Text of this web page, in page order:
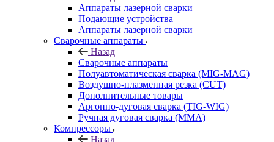
Аппараты лазерной сварки
Подающие устройства
Аппараты лазерной сварки
Сварочные аппараты
Назад
Сварочные аппараты
Полуавтоматическая сварка (MIG-MAG)
Воздушно-плазменная резка (CUT)
Дополнительные товары
Аргонно-дуговая сварка (TIG-WIG)
Ручная дуговая сварка (MMA)
Компрессоры
Назад